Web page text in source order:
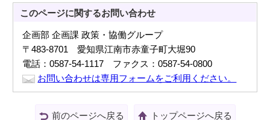
このページに関するお問い合わせ
企画部 企画課 政策・協働グループ
〒483-8701 愛知県江南市赤童子町大堀90
電話：0587-54-1117 ファクス：0587-54-0800
お問い合わせは専用フォームをご利用ください。
前のページへ戻る トップページへ戻る